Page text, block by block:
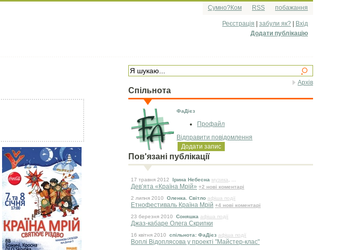
Сумно?Ком RSS побажання
Реєстрація забули як?
Вхід
Додати публікацію
Архів
Спільнота
ФаДієз
Профайл
Відправити повідомлення
Додати запис
Пов'язані публікації
17 травня 2012 Ірина Небесна музика
Дев’ята «Країна Мрій» +2 нові коментарі
2 липня 2010
Оленка. Світло афіша події
Етнофестиваль Країна Мрій +4 нові коментарі
23 березня 2010
Соняшка афіша події
Джаз-кабаре Олега Скрипки
16 квiтня 2010 спільнота: ФаДієз афіша події
Воплі Відоплясова у проекті "Майстер-клас"